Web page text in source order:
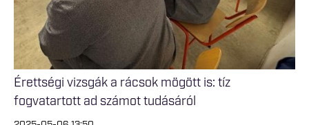
Érettségi vizsgák a rácsok mögött is: tíz
fogvatartott ad számot tudásáról